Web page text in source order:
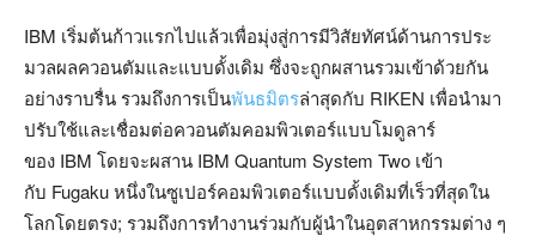
IBM เริ่มต้นก้าวแรกไปแล้วเพื่อมุ่งสู่การมีวิสัยทัศน์ด้านการประ
มวลผลควอนตัมและแบบดั้งเดิม ซึ่งจะถูกผสานรวมเข้าด้วยกัน
อย่างราบรื่น รวมถึงการเป็นพันธมิตรล่าสุดกับ RIKEN เพื่อนำมา
ปรับใช้และเชื่อมต่อควอนตัมคอมพิวเตอร์แบบโมดูลาร์
ของ IBM โดยจะผสาน IBM Quantum System Two เข้า
กับ Fugaku หนึ่งในซูเปอร์คอมพิวเตอร์แบบดั้งเดิมที่เร็วที่สุดใน
โลกโดยตรง; รวมถึงการทำงานร่วมกับผู้นำในอุตสาหกรรมต่าง ๆ